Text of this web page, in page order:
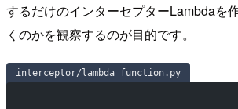
するだけのインターセプターLambdaを
くのかを観察するのが目的です。
interceptor/lambda_function.py